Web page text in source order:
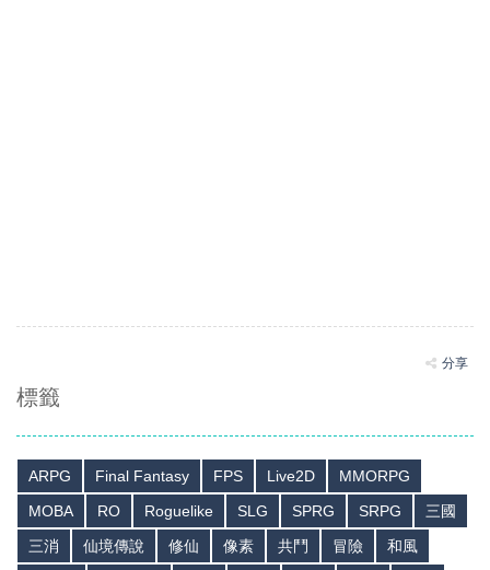
分享
標籤
ARPG Final Fantasy FPS Live2D
MMORPG
MOBA
RO Roguelike SLG SPRG SRPG
三國
三消
仙境傳說 修仙 像素 共鬥 冒險
和風